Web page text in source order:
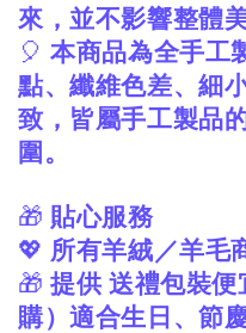
來，並不影響整體美
🎈 本商品為全手工
點、纖維色差、細
致，皆屬手工製品
圍。
🎁 貼心服務
💖 所有羊絨／羊毛
🎁提供 送禮包裝便
購）適合生日、節